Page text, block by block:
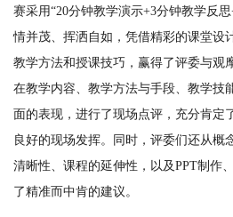
赛采用“20分钟教学演示+3分钟教学反思
情并茂、挥洒自如，凭借精彩的课堂设
教学方法和授课技巧，赢得了评委与观
在教学内容、教学方法与手段、教学技
面的表现，进行了现场点评，充分肯定
良好的现场发挥。同时，评委们还从
清晰性、课程的延伸性，以及PPT制作
了精准而中肯的建议。